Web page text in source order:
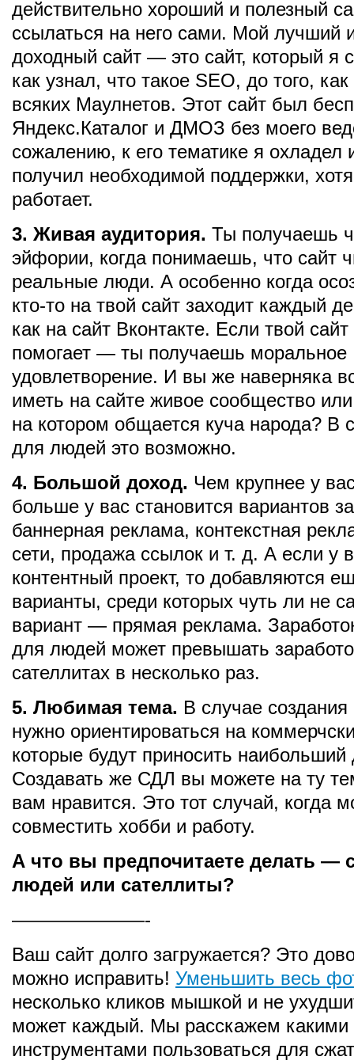
действительно хороший и полезный
ссылаться на него сами. Мой лучший
доходный сайт — это сайт, который я
как узнал, что такое SEO, до того,
всяких Маулнетов. Этот сайт был
Яндекс.Каталог и ДМОЗ без моего
сожалению, к его тематике я охладел
получил необходимой поддержки,
работает.
3. Живая аудитория. Ты получаешь
эйфории, когда понимаешь, что сайт
реальные люди. А особенно когда
кто-то на твой сайт заходит каждый
как на сайт Вконтакте. Если твой
помогает — ты получаешь моральное
удовлетворение. И вы же наверняка
иметь на сайте живое сообщество
на котором общается куча народа? В
для людей это возможно.
4. Большой доход. Чем крупнее у
больше у вас становится вариантов
баннерная реклама, контекстная
сети, продажа ссылок и т. д. А если у
контентный проект, то добавляются
варианты, среди которых чуть ли не
вариант — прямая реклама.
для людей может превышать
сателлитах в несколько раз.
5. Любимая тема. В случае создания
нужно ориентироваться на
которые будут приносить наибольший
Создавать же СДЛ вы можете на ту
вам нравится. Это тот случай, когда
совместить хобби и работу.
А что вы предпочитаете делать —
людей или сателлиты?
———————-
Ваш сайт долго загружается? Это
можно исправить! Уменьшить весь
несколько кликов мышкой и не
может каждый. Мы расскажем какими
инструментами пользоваться для